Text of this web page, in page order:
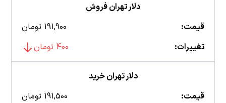
دلار تهران فروش
قیمت:
191,900 تومان
تغییرات:
400 تومان
دلار تهران خرید
قیمت:
191,500 تومان